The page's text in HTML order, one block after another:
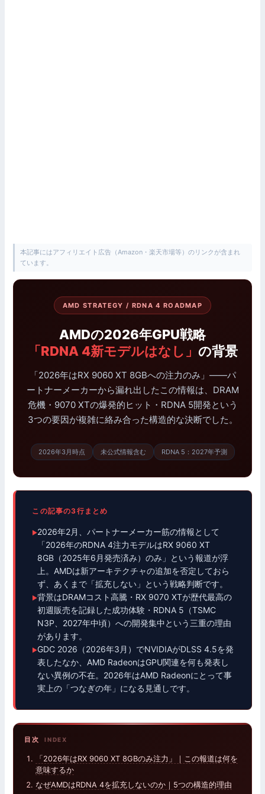
本記事にはアフィリエイト広告（Amazon・楽天市場等）のリンクが含まれ
ています。
AMD STRATEGY / RDNA 4 ROADMAP
AMDの2026年GPU戦略
「RDNA 4新モデルはなし」 の背景
「2026年はRX 9060 XT 8GBへの注力のみ」——パ
ートナーメーカーから漏れ出したこの情報は、DRAM
危機・9070 XTの爆発的ヒット・RDNA 5開発という
3つの要因が複雑に絡み合った構造的な決断でした。
2026年3月時点 未公式情報含む RDNA 5：2027年予測
この記事の3行まとめ
2026年2月、パートナーメーカー筋の情報として
「2026年のRDNA 4注力モデルはRX 9060 XT
8GB（2025年6月発売済み）のみ」という報道が浮
上。AMDは新アーキテクチャの追加を否定しておら
ず、あくまで「拡充しない」という戦略判断です。
背景はDRAMコスト高騰・RX 9070 XTが歴代最高の
初週販売を記録した成功体験・RDNA 5（TSMC
N3P、2027年中頃）への開発集中という三重の理由
があります。
GDC 2026（2026年3月）でNVIDIAがDLSS 4.5を発
表したなか、AMD RadeonはGPU関連を何も発表し
ない異例の不在。2026年はAMD Radeonにとって事
実上の「つなぎの年」になる見通しです。
目次
「2026年はRX 9060 XT 8GBのみ注力」｜この報道は何を
意味するか
なぜAMDはRDNA 4を拡充しないのか｜5つの構造的理由